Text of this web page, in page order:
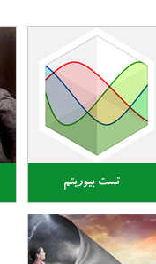
تست بیوریتم